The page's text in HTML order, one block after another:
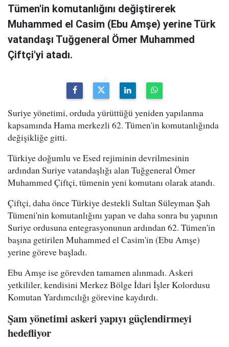
Tümen'in komutanlığını değiştirerek
Muhammed el Casim (Ebu Amşe) yerine Türk
vatandaşı Tuğgeneral Ömer Muhammed
Çiftçi'yi atadı.
Suriye yönetimi, orduda yürüttüğü yeniden yapılanma
kapsamında Hama merkezli 62. Tümen'in komutanlığında
değişikliğe gitti.
Türkiye doğumlu ve Esed rejiminin devrilmesinin
ardından Suriye vatandaşlığı alan Tuğgeneral Ömer
Muhammed Çiftçi, tümenin yeni komutanı olarak atandı.
Çiftçi, daha önce Türkiye destekli Sultan Süleyman Şah
Tümeni'nin komutanlığını yapan ve daha sonra bu yapının
Suriye ordusuna entegrasyonunun ardından 62. Tümen'in
başına getirilen Muhammed el Casim'in (Ebu Amşe)
yerine göreve başladı.
Ebu Amşe ise görevden tamamen alınmadı. Askeri
yetkililer, kendisini Merkez Bölge İdari İşler Kolordusu
Komutan Yardımcılığı görevine kaydırdı.
Şam yönetimi askeri yapıyı güçlendirmeyi
hedefliyor